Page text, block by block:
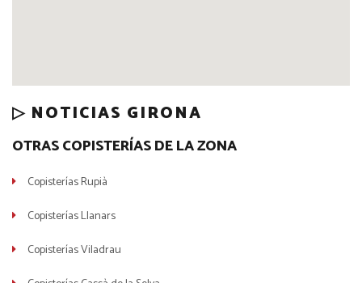
▷ NOTICIAS GIRONA
OTRAS COPISTERÍAS DE LA ZONA
Copisterías Rupià
Copisterías Llanars
Copisterías Viladrau